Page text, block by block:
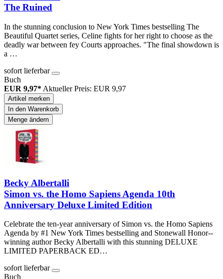
The Ruined
In the stunning conclusion to New York Times bestselling The
Beautiful Quartet series, Celine fights for her right to choose as the
deadly war between fey Courts approaches. "The final showdown is
a …
sofort lieferbar
Buch
EUR 9,97* Aktueller Preis: EUR 9,97
Artikel merken
In den Warenkorb
Menge ändern
Becky Albertalli
Simon vs. the Homo Sapiens Agenda 10th
Anniversary Deluxe Limited Edition
Celebrate the ten-year anniversary of Simon vs. the Homo Sapiens
Agenda by #1 New York Times bestselling and Stonewall Honor--
winning author Becky Albertalli with this stunning DELUXE
LIMITED PAPERBACK ED…
sofort lieferbar
Buch